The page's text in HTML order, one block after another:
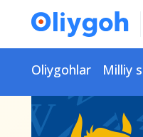
Oliygohlar Milliy